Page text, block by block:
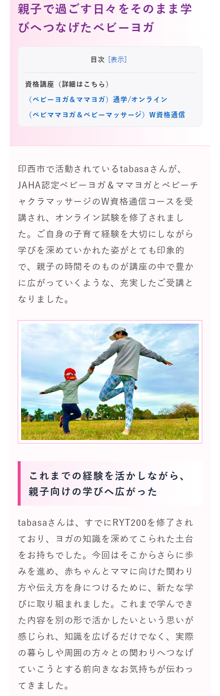
親子で過ごす日々をそのまま学
びへつなげたベビーヨガ
目次 [表示]
資格講座（詳細はこちら）
（ベビーヨガ＆ママヨガ）通学/オンライン
（ベビママヨガ＆ベビーマッサージ）W資格通信
印西市で活動されているtabasaさんが、
JAHA認定ベビーヨガ＆ママヨガとベビーチ
ャクラマッサージのW資格通信コースを受
講され、オンライン試験を修了されまし
た。ご自身の子育て経験を大切にしながら
学びを深めていかれた姿がとても印象的
で、親子の時間そのものが講座の中で豊か
に広がっていくような、充実したご受講と
なりました。
これまでの経験を活かしながら、
親子向けの学びへ広がった
tabasaさんは、すでにRYT200を修了され
ており、ヨガの知識を深めてこられた土台
をお持ちでした。今回はそこからさらに歩
みを進め、赤ちゃんとママに向けた関わり
方や伝え方を身につけるために、新たな学
びに取り組まれました。これまで学んでき
た内容を別の形で活かしたいという思いが
感じられ、知識を広げるだけでなく、実際
の暮らしや周囲の方々との関わりへつなげ
ていこうとする前向きなお気持ちが伝わっ
てきました。